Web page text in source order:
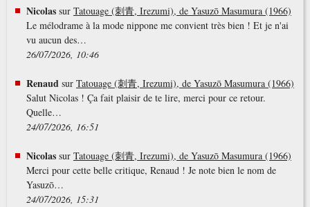
Nicolassur Tatouage (刺青, Irezumi), de Yasuzō Masumura (1966)
Le mélodrame à la mode nippone me convient très bien ! Et je n'ai
vu aucun des…
26/07/2026, 10:46
Renaudsur Tatouage (刺青, Irezumi), de Yasuzō Masumura (1966)
Salut Nicolas ! Ça fait plaisir de te lire, merci pour ce retour.
Quelle…
24/07/2026, 16:51
Nicolassur Tatouage (刺青, Irezumi), de Yasuzō Masumura (1966)
Merci pour cette belle critique, Renaud ! Je note bien le nom de
Yasuzō…
24/07/2026, 15:31